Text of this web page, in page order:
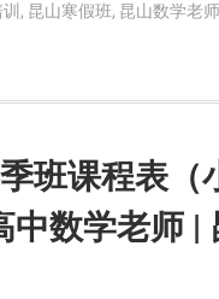
, 昆山寒假班, 昆山数学老师
班课程表（
中数学老师 |